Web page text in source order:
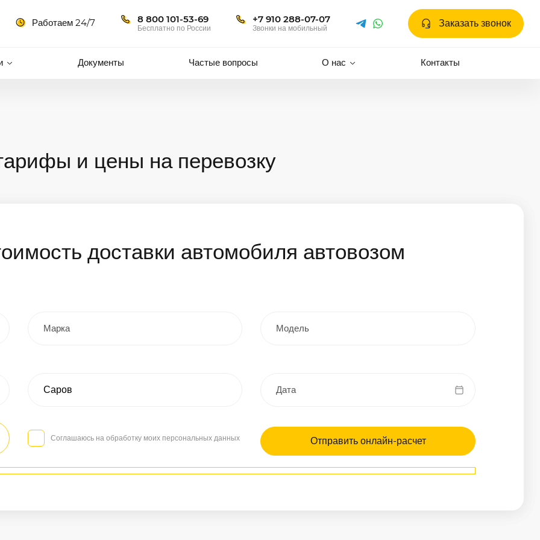
Работаем 24/7 8 800 101-53-69
Бесплатно по России
+7 910 288-07-07
Звонки на мобильный Заказать звонок
Документы Частые вопросы О нас Контакты
и цены на перевозку
доставки автомобиля автовозом
Соглашаюсь на обработку моих персональных данных